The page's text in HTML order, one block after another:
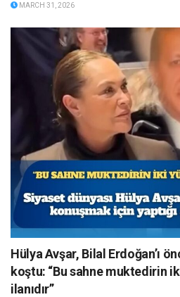
MARCH 31, 2026
Hülya Avşar, Bilal Erdoğan’ı
koştu: “Bu sahne muktedirin
ilanıdır”